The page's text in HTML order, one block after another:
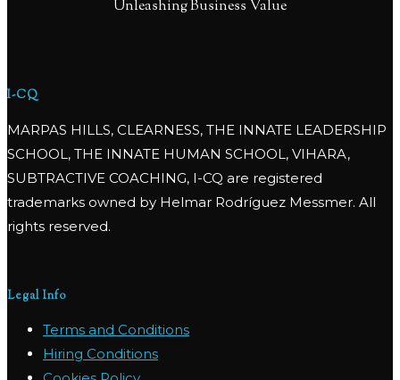
Unleashing Business Value
I-CQ
MARPAS HILLS, CLEARNESS, THE INNATE LEADERSHIP
SCHOOL, THE INNATE HUMAN SCHOOL, VIHARA,
SUBTRACTIVE COACHING, I-CQ are registered
trademarks owned by Helmar Rodríguez Messmer. All
rights reserved.
Legal Info
Terms and Conditions
Hiring Conditions